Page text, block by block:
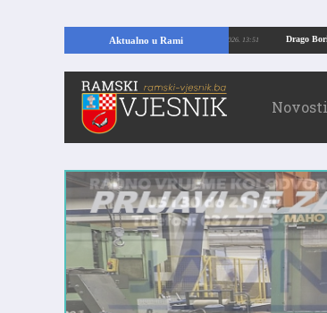
Aktualno u Rami
Kopajući temelje kuće, pronašao vrijedne arheološke ostatke 24.07.2026. 13:51
Novosti